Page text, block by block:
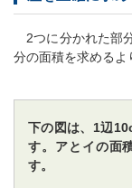
2つに分かれた部
分の面積を求めるよ
下の図は、1辺
す。アとイの面
す。